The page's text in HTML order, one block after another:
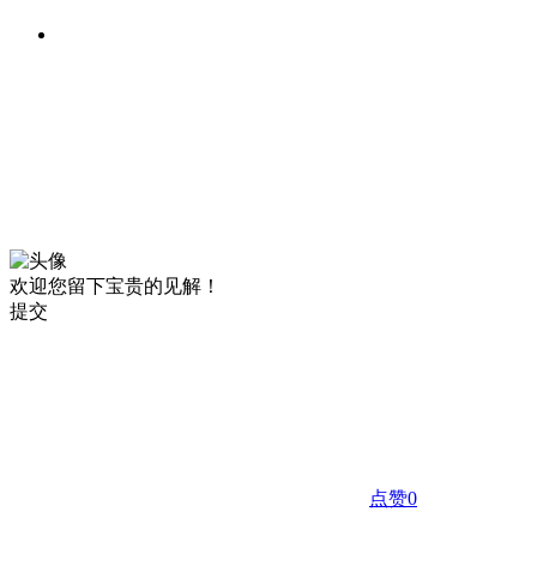
欢迎您留下宝贵的见解！
提交
点赞0